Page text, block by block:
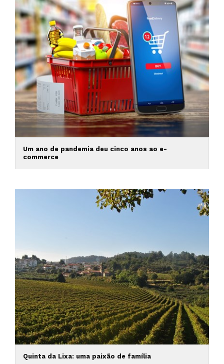
Um ano de pandemia deu cinco anos ao e-
commerce
Quinta da Lixa: uma paixão de família